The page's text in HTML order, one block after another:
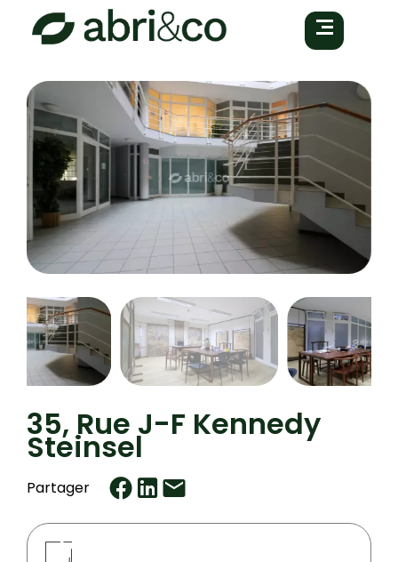
35, Rue J-F Kennedy
Steinsel
Partager